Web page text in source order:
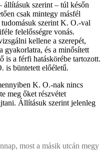
állításuk szerint – túl későn
csak mintegy másfél
szerint K. O.-val
felelősségre vonás.
kellene a szerepét,
gyakorlatra, és a minősített
is a férfi hatáskörébe tartozott.
is büntetett előéletű.
K. O.-nak nincs
meg őket részvétet
Állításuk szerint jelenleg
most a másik utcán megy